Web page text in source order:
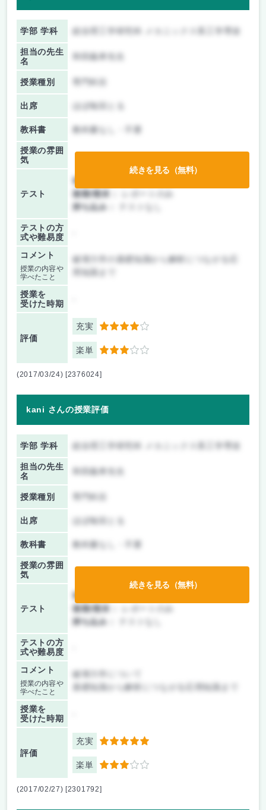
学部 学科
担当の先生
名
和田義孝先生
授業種別
出席 ほぼ毎回とる
教科書 教科書なし・不要
授業の雰囲
気
テスト
前期/中間：
後期/期末：
持ち込み：
テストの方
式や難易度
コメント
授業の内容や
学べたこと
破壊力学の基礎知識から解析につながる応
用知識まで
授業を
受けた時期
評価
充実 4
楽単 3
続きを見る（無料）
(2017/03/24) [2376024]
kani さんの授業評価
学部 学科
担当の先生
名
和田義孝先生
授業種別
出席 ほぼ毎回とる
教科書 教科書なし・不要
授業の雰囲
気
テスト
前期/中間：
後期/期末：
持ち込み：
テストの方
式や難易度
コメント
授業の内容や
学べたこと
破壊力学について
基礎知識から解析につながる応用知識まで
授業を
受けた時期
評価
充実 5
楽単 3
続きを見る（無料）
(2017/02/27) [2301792]